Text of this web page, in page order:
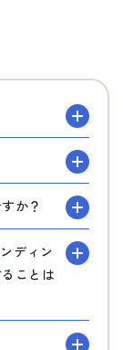
か？
ディン
ことは